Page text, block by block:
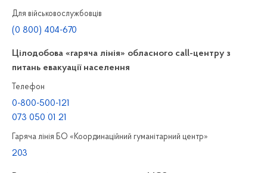
Для військовослужбовців
(0 800) 404-670
Цілодобова «гаряча лінія» обласного call-центру з
питань евакуації населення
Телефон
0-800-500-121
073 050 01 21
Гаряча лінія БО «Координаційний гуманітарний центр»
203